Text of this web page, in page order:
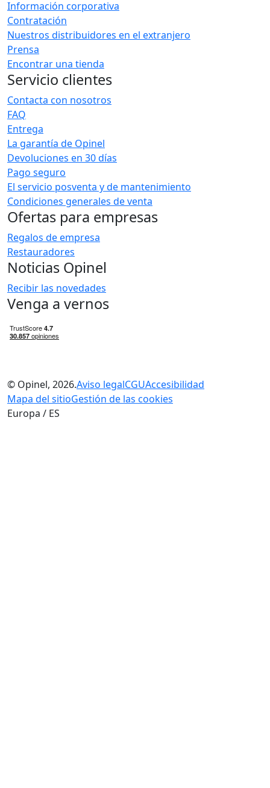
Información corporativa
Contratación
Nuestros distribuidores en el extranjero
Prensa
Encontrar una tienda
Servicio clientes
Contacta con nosotros
FAQ
Entrega
La garantía de Opinel
Devoluciones en 30 días
Pago seguro
El servicio posventa y de mantenimiento
Condiciones generales de venta
Ofertas para empresas
Regalos de empresa
Restauradores
Noticias Opinel
Recibir las novedades
Venga a vernos
© Opinel, 2026.Aviso legalCGUAccesibilidad
Mapa del sitioGestión de las cookies
Europa / ES